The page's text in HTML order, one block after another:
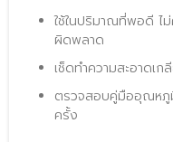
ใช้ในปริมาณที่พอดี ไม่
ผิดพลาด
เช็ดทำความสะอาดเก
ตรวจสอบคู่มืออุณหภูมิ
ครั้ง